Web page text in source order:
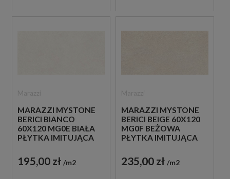
MARAZZI MYSTONE
BERICI BIANCO
60X120 MG0E BIAŁA
PŁYTKA IMITUJĄCA
195,00 zł m2
MARAZZI MYSTONE
BERICI BEIGE 60X120
MG0F BEŻOWA
PŁYTKA IMITUJĄCA
235,00 zł m2